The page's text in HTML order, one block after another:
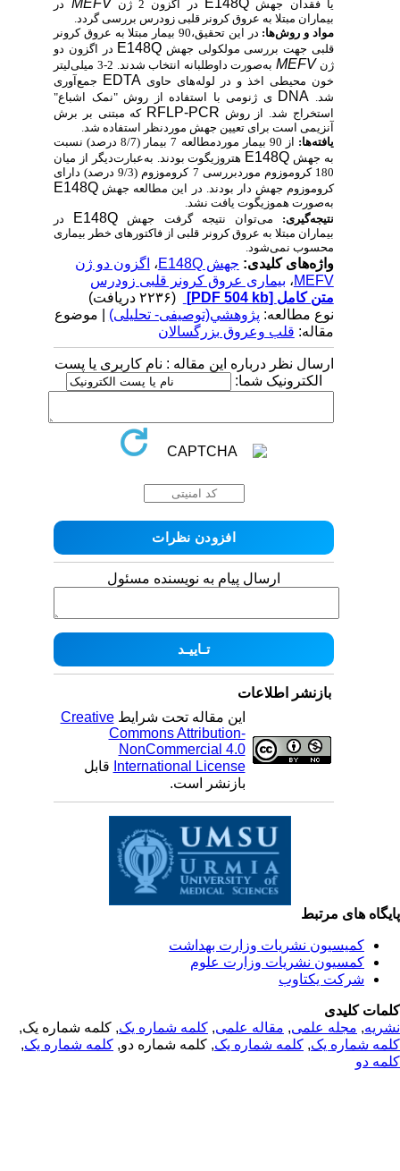
یا فقدان جهش E148Qدر اگزون 2 ژن MEFVدر
بیماران مبتلا به عروق کرونر قلبی زودرس بررسی گردد.
مواد و روش‌ها:
در این تحقیق،90 بیمار مبتلا به عروق کرونر
قلبی جهت بررسی مولکولی جهشE148Qدر اگزون دو
ژنMEFV
به‌صورت داوطلبانه انتخاب شدند. 2-3 میلی‌لیتر
خون محیطی اخذ و در لوله‌های حاویEDTA جمع‌آوری
شد.DNA ی ژنومی با استفاده از روش "نمک اشباع"
استخراج شد. از روش RFLP-PCR که مبتنی بر برش
آنزیمی است برای تعیین جهش موردنظر استفاده شد.
یافته‌ها:
از 90 بیمار موردمطالعه 7 بیمار (8/7 درصد) نسبت
به جهشE148Qهتروزیگوت بودند. به‌عبارت‌دیگر از میان
180 کروموزوم موردبررسی 7 کروموزوم (9/3 درصد) دارای
کروموزوم جهش دار بودند. در این مطالعه جهشE148Q
به‌صورت هموزیگوت یافت نشد.
نتیجه‌گیری:می‌توان نتیجه گرفت جهشE148Qدر
بیماران مبتلا به عروق کرونر قلبی از فاکتورهای خطر بیماری
محسوب نمی‌شود.
واژه‌های کلیدی:جهش E148Q ،اگزون دو ژن
MEFV ،بیماری عروق کرونر قلبی زودرس
متن کامل[PDF 504 kb]
نوع مطالعه:پژوهشي(توصیفی- تحلیلی) | موضوع
مقاله:قلب وعروق بزرگسالان
ارسال نظر درباره این مقاله : نام کاربری یا پست
الکترونیک شما:
ارسال پیام به نویسنده مسئول
بازنشر اطلاعات
این مقاله تحت شرایطCreative
Commons Attribution-
NonCommercial 4.0
International Licenseقابل
بازنشر است.
های مرتبط
کمیسیون نشریات وزارت بهداشت
کمسیون نشریات وزارت علوم
شرکت یکتاوب
کلیدی
,مجله علمی, مقاله علمی, کلمه شماره یک, کلمه شماره یک,
شماره یک,کلمه شماره یک, کلمه شماره دو,کلمه شماره یک,
دو